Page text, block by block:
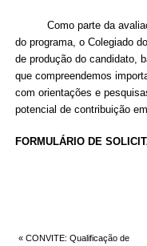
Como parte da
do programa, o Colegiado
de produção do candidato,
que compreendemos
com orientações e
potencial de contribuição
FORMULÁRIO DE
«CONVITE: Qualificação de